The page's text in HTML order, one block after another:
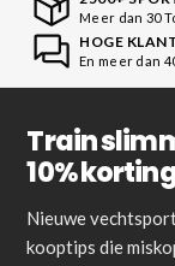
Meer dan 30
HOGE
En meer dan
Train
10%
Nieuwe
kooptips die